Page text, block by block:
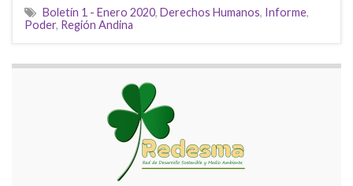
Boletín 1 - Enero 2020, Derechos Humanos, Informe,
Poder, Región Andina